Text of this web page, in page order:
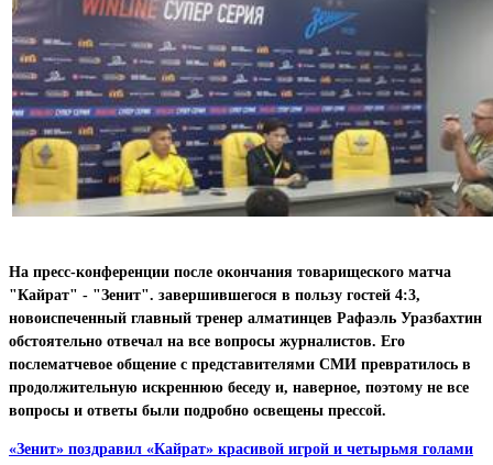
На пресс-конференции после окончания товарищеского матча
"Кайрат" - "Зенит". завершившегося в пользу гостей 4:3,
новоиспеченный главный тренер алматинцев Рафаэль Уразбахтин
обстоятельно отвечал на все вопросы журналистов. Его
послематчевое общение с представителями СМИ превратилось в
продолжительную искреннюю беседу и, наверное, поэтому не все
вопросы и ответы были подробно освещены прессой.
«Зенит» поздравил «Кайрат» красивой игрой и четырьмя голами